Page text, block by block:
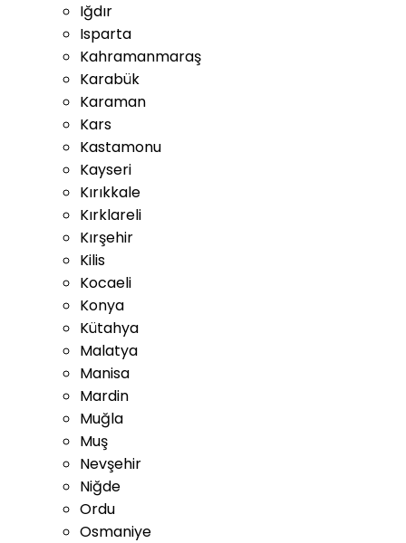
Iğdır
Isparta
Kahramanmaraş
Karabük
Karaman
Kars
Kastamonu
Kayseri
Kırıkkale
Kırklareli
Kırşehir
Kilis
Kocaeli
Konya
Kütahya
Malatya
Manisa
Mardin
Muğla
Muş
Nevşehir
Niğde
Ordu
Osmaniye